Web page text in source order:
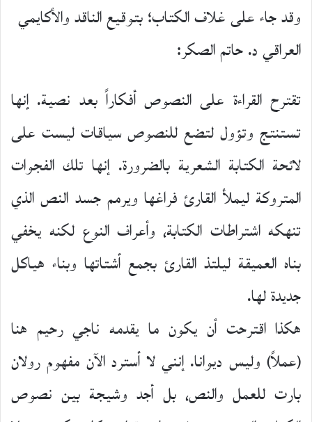
وقد جاء على غلاف الكتاب؛ بتوقيع الناقد والأكايمي
العراقي د. حاتم الصكر:
تقترح القراءة على النصوص أفكاراً بعد نصية. إنها
تستنتج وتؤول لتضع للنصوص سياقات لیست على
لائحة الكتابة الشعرية بالضرورة. إنها تلك الفجوات
المتروكة ليملأ القارئ فراغها ويرمم جسد النص الذي
تنهكه اشتراطات الكتابة، وأعراف النوع لكنه يخفي
بناه العميقة ليلتذ القارئ بجمع أشتاتها وبناء هياكل
جديدة لها.
هكذا اقترحت أن يكون ما يقدمه ناجي رحيم هنا
(عملاً) وليس ديوانا. إنني لا أسترد الآن مفهوم رولان
بارت للعمل والنص، بل أجد وشيجة بين نصوص